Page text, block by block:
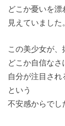
どこか憂いを
見えていました
この美少女が
どこか自信なさ
自分が注目さ
という
不安感からでし